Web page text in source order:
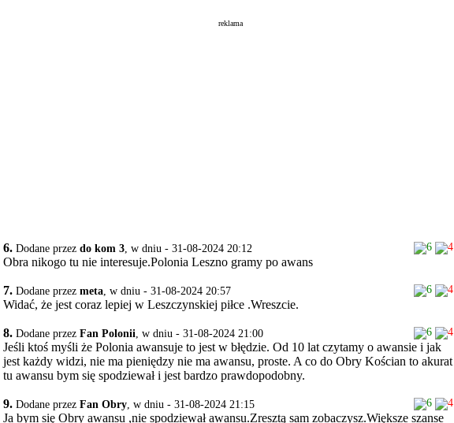
reklama
6. Dodane przez do kom 3, w dniu - 31-08-2024 20:12 6 4
Obra nikogo tu nie interesuje.Polonia Leszno gramy po awans
7. Dodane przez meta, w dniu - 31-08-2024 20:57 6 4
Widać, że jest coraz lepiej w Leszczynskiej piłce .Wreszcie.
8. Dodane przez Fan Polonii, w dniu - 31-08-2024 21:00 6 4
Jeśli ktoś myśli że Polonia awansuje to jest w błędzie. Od 10 lat czytamy o awansie i jak
jest każdy widzi, nie ma pieniędzy nie ma awansu, proste. A co do Obry Kościan to akurat
tu awansu bym się spodziewał i jest bardzo prawdopodobny.
9. Dodane przez Fan Obry, w dniu - 31-08-2024 21:15 6 4
Ja bym się Obry awansu ,nie spodziewał awansu.Zresztą sam zobaczysz.Większe szanse